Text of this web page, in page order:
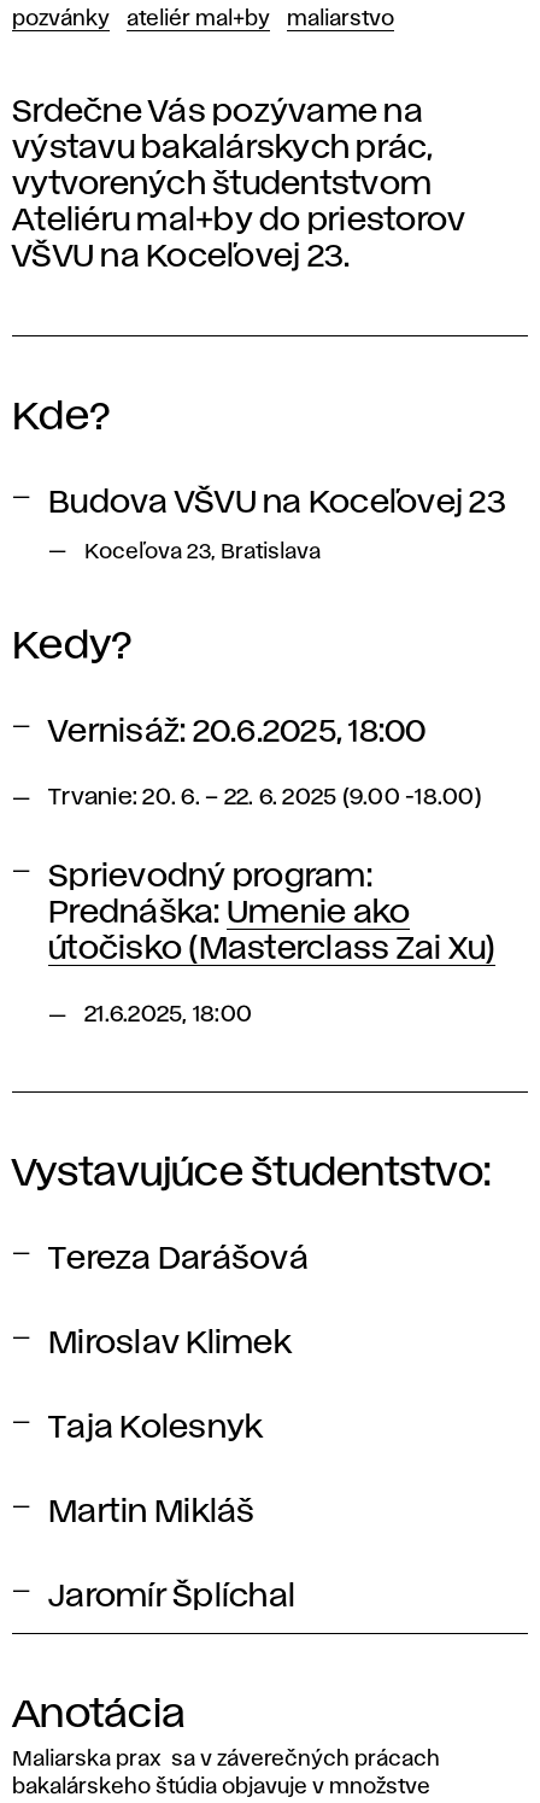
pozvánky ateliér mal+by maliarstvo
Srdečne Vás pozývame na
výstavu bakalárskych prác,
vytvorených študentstvom
Ateliéru mal+by do priestorov
VŠVU na Koceľovej 23.
Kde?
Budova VŠVU na Koceľovej 23
Koceľova 23, Bratislava
Kedy?
Vernisáž: 20.6.2025, 18:00
Trvanie: 20. 6. – 22. 6. 2025 (9.00 -18.00)
Sprievodný program:
Prednáška: Umenie ako
útočisko (Masterclass Zai Xu)
21.6.2025, 18:00
Vystavujúce študentstvo:
Tereza Darášová
Miroslav Klimek
Taja Kolesnyk
Martin Mikláš
Jaromír Šplíchal
Anotácia
Maliarska prax sa v záverečných prácach
bakalárskeho štúdia objavuje v množstve